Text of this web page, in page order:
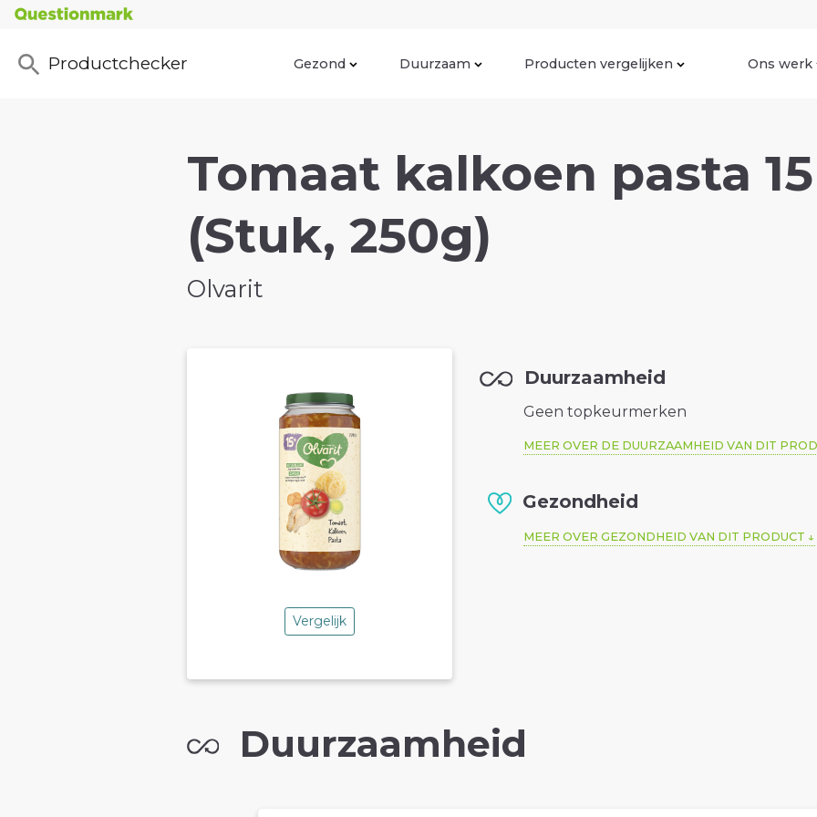
Productchecker Gezond Duurzaam Producten vergelijken Ons werk
Tomaat kalkoen pasta
(Stuk, 250g)
Olvarit
Vergelijk
Duurzaamheid
Geen topkeurmerken
MEER OVER DE DUURZAAMHEID VAN DIT
Gezondheid
MEER OVER GEZONDHEID VAN DIT PRODUCT
Duurzaamheid